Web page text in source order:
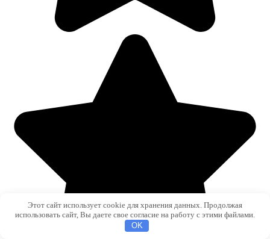
Этот сайт использует cookie для хранения данных. Продолжая
использовать сайт, Вы даете свое согласие на работу с этими файлами.
OK